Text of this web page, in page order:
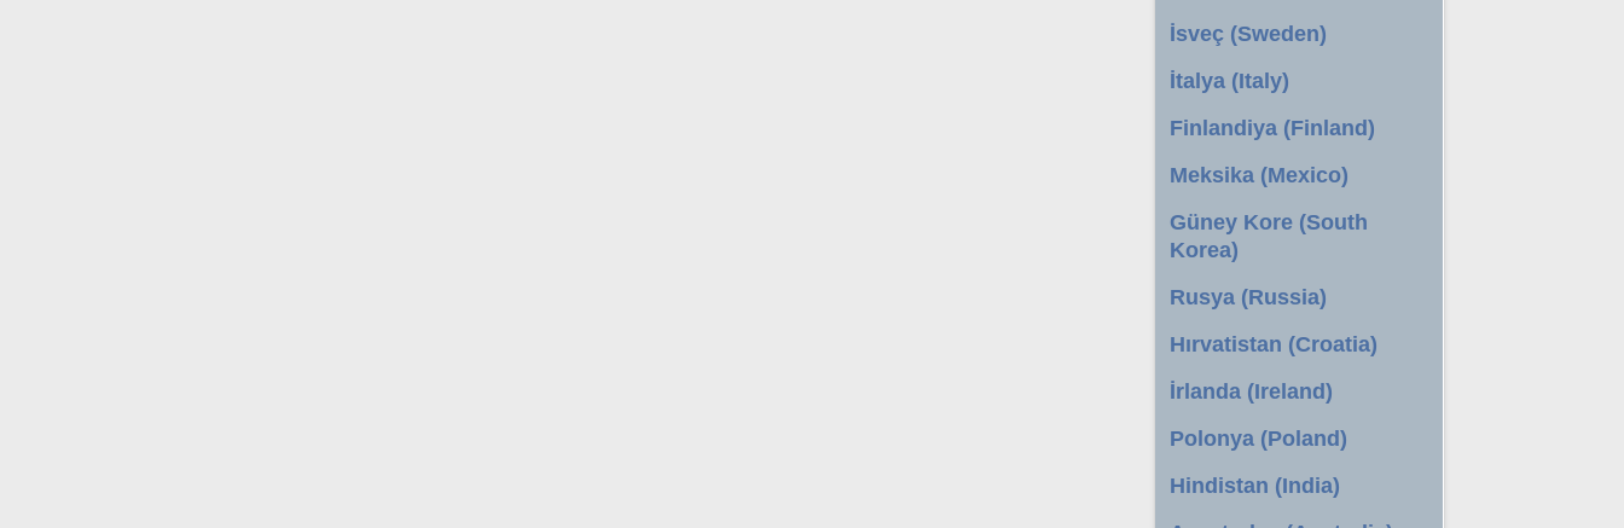
İsveç (Sweden)
İtalya (Italy)
Finlandiya (Finland)
Meksika (Mexico)
Güney Kore (South
Korea)
Rusya (Russia)
Hırvatistan (Croatia)
İrlanda (Ireland)
Polonya (Poland)
Hindistan (India)